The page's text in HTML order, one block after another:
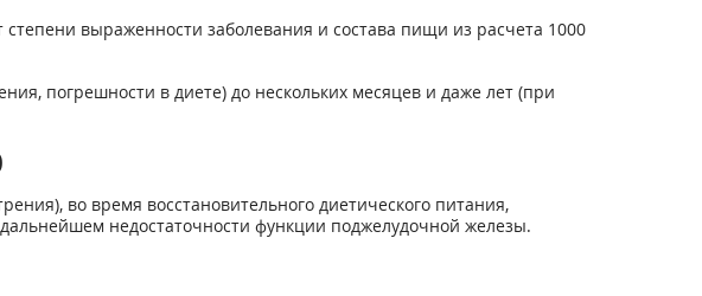
выраженности заболевания и состава пищи из расчета 1000
погрешности в диете) до нескольких месяцев и даже лет (при
во время восстановительного диетического питания,
недостаточности функции поджелудочной железы.